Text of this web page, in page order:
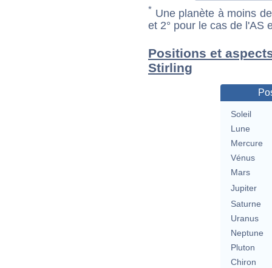
* Une planète à moins
et 2° pour le cas de l'AS
Positions et
Stirling
Soleil
Lune
Mercure
Vénus
Mars
Jupiter
Saturne
Uranus
Neptune
Pluton
Chiron